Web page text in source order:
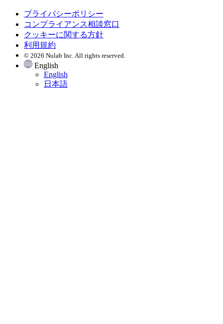
プライバシーポリシー
コンプライアンス相談窓口
クッキーに関する方針
利用規約
© 2026 Nulab Inc. All rights reserved.
English
English
日本語